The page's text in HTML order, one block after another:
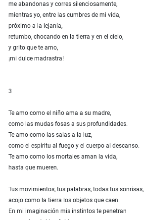
me abandonas y corres silenciosamente,
mientras yo, entre las cumbres de mi vida,
próximo a la lejanía,
retumbo, chocando en la tierra y en el cielo,
y grito que te amo,
¡mi dulce madrastra!
3
Te amo como el niño ama a su madre,
como las mudas fosas a sus profundidades.
Te amo como las salas a la luz,
como el espíritu al fuego y el cuerpo al descanso.
Te amo como los mortales aman la vida,
hasta que mueren.
Tus movimientos, tus palabras, todas tus sonrisas,
acojo como la tierra los objetos que caen.
En mi imaginación mis instintos te penetran